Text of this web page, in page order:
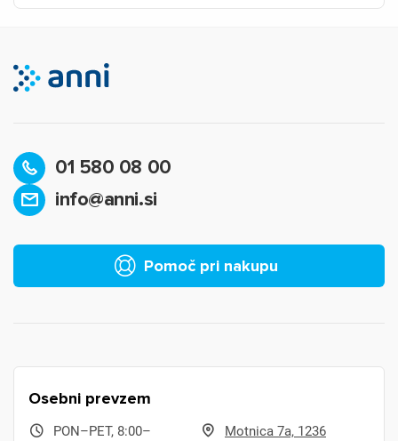
01 580 08 00
info@anni.si
Pomoč pri nakupu
Osebni prevzem
PON–PET, 8:00–
Motnica 7a, 1236
Prijava
Za dodajanje na seznam želja morate biti prijavljeni.